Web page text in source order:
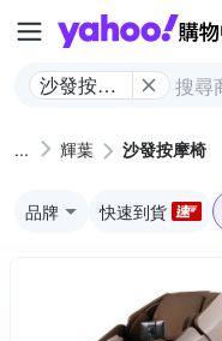
沙發按摩
輝葉 沙發按摩椅
品牌 快速到貨